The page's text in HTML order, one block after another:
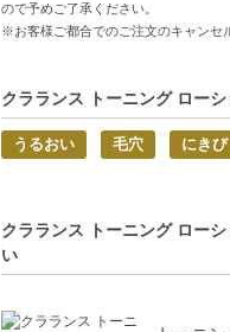
【こんな方へおすすめ】
オイリー肌やコンビネーション
ので予めご了承ください。
※お客様ご都合でのご注文のキャンセ
クラランス トーニング ロー
うるおい 毛穴 にきび
クラランス トーニング ロー
い